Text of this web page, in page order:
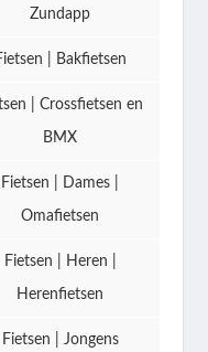
Zundapp
| Bakfietsen
| Crossfietsen en
BMX
Fietsen | Dames |
Omafietsen
Fietsen | Heren |
Herenfietsen
Fietsen | Jongens